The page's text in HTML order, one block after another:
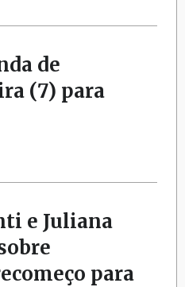
de
(7) para
e Juliana
para